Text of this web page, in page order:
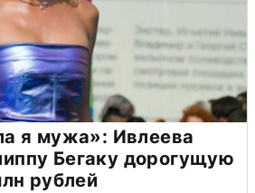
я мужа»: Ивлеева
Бегаку дорогущую
рублей